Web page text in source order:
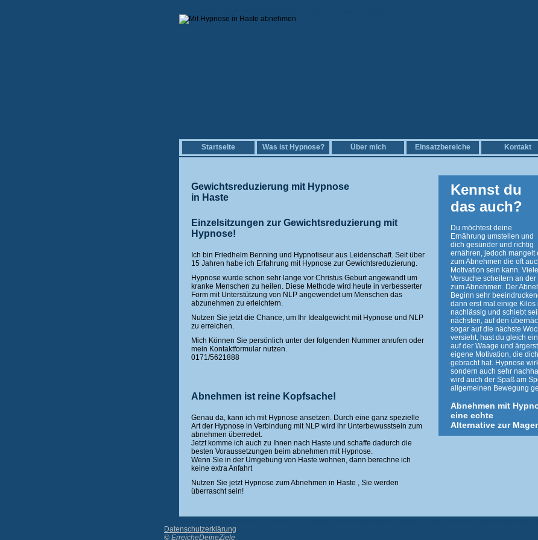
Startseite Was ist Hypnose? Über mich Einsatzbereiche Kontakt
Gewichtsreduzierung mit Hypnose
in Haste
Einzelsitzungen zur Gewichtsreduzierung mit
Hypnose!
Ich bin Friedhelm Benning und Hypnotiseur aus Leidenschaft. Seit über
15 Jahren habe ich Erfahrung mit Hypnose zur Gewichtsreduzierung.
Hypnose wurde schon sehr lange vor Christus Geburt angewandt um
kranke Menschen zu heilen. Diese Methode wird heute in verbesserter
Form mit Unterstützung von NLP angewendet um Menschen das
abzunehmen zu erleichtern.
Nutzen Sie jetzt die Chance, um Ihr Idealgewicht mit Hypnose und NLP
zu erreichen.
Mich Können Sie persönlich unter der folgenden Nummer anrufen oder
mein Kontaktformular nutzen.
0171/5621888
Abnehmen ist reine Kopfsache!
Genau da, kann ich mit Hypnose ansetzen. Durch eine ganz spezielle
Art der Hypnose in Verbindung mit NLP wird ihr Unterbewusstsein zum
abnehmen überredet.
Jetzt komme ich auch zu Ihnen nach Haste und schaffe dadurch die
besten Voraussetzungen beim abnehmen mit Hypnose.
Wenn Sie in der Umgebung von Haste wohnen, dann berechne ich
keine extra Anfahrt
Nutzen Sie jetzt Hypnose zum Abnehmen in Haste , Sie werden
überrascht sein!
Kennst du
das auch?
Du möchtest deine
Ernährung umstellen und
dich gesünder und richtig
ernähren, jedoch mangelt
zum Abnehmen die oft
Motivation sein kann.
Versuche scheitern an
zum Abnehmen. Der
Beginn sehr
dann erst mal einige Kilos
nachlässig und schiebt
nächsten, auf den
sogar auf die nächste
versieht, hast du gleich
auf der Waage und
eigene Motivation, die
gebracht hat. Hypnose
sondern auch sehr
wird auch der Spaß am
allgemeinen Bewegung
Abnehmen mit
eine echte
Alternative zur
Datenschutzerklärung
© ErreicheDeineZiele